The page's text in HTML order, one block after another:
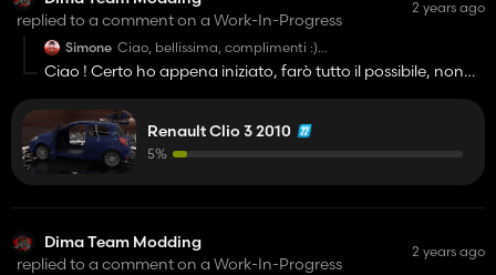
replied to a comment on a Work-In-Progress
2 years ago
Simone Ciao, bellissima, complimenti :)
Questo è solo un desiderio, non sentirti obbligato ecc, ma
limite del possibile), nel caso chiedo scusa
Ciao ! Certo ho appena iniziato, farò tutto il possibile, non
Grazie per il ! Renault Clio 3 2010
5%
Dima Team Modding
replied to a comment on a Work-In-Progress
2 years ago